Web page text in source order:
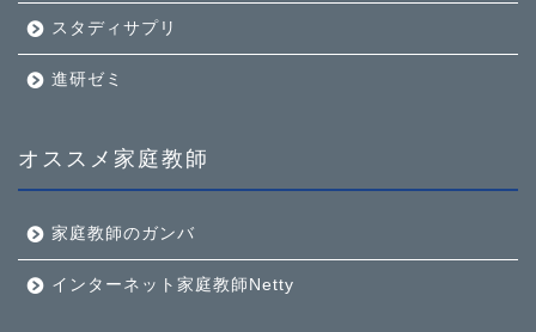
スタディサプリ
進研ゼミ
オススメ家庭教師
家庭教師のガンバ
インターネット家庭教師Netty